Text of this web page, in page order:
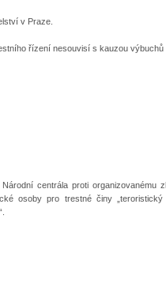
v Praze.
řízení nesouvisí s kauzou
centrála proti organizovanému
osoby pro trestné činy „teroristický